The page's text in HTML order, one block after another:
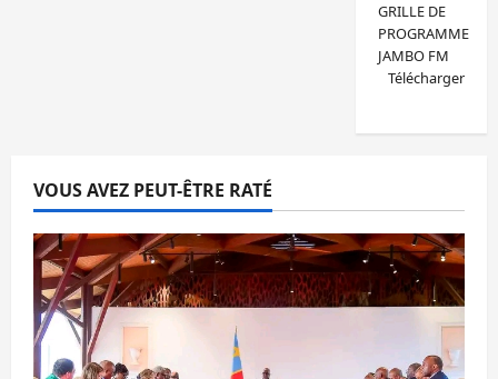
GRILLE DE
PROGRAMME
JAMBO FM
Télécharger
VOUS AVEZ PEUT-ÊTRE RATÉ